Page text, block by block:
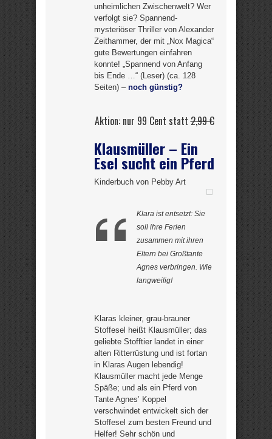
unheimlichen Zwischenwelt? Wer
verfolgt sie? Spannend-
mysteriöser Thriller von Alexander
Zeithammer, der mit „Nox Magica“
gute Bewertungen einfahren
konnte! „Spannend von Anfang
bis Ende …“ (Leser) (ca. 128
Seiten) – noch günstig?
Aktion: nur 99 Cent statt2,99 €
Klausmüller – Ein
Esel sucht ein Pferd
Kinderbuch von Pebby Art
Klara ist entsetzt: Sie
soll ihre Ferien
zusammen mit ihren
Eltern bei Großtante
Agnes verbringen. Wie
langweilig!
Klaras kleiner, grau-brauner
Stoffesel heißt Klausmüller; das
geliebte Stofftier landet in einer
alten Ritterrüstung und ist fortan
in Klaras Augen lebendig!
Klausmüller macht jede Menge
Späße; und als ein Pferd von
Tante Agnes’ Koppel
verschwindet entwickelt sich der
Stoffesel zum besten Freund und
Helfer! Sehr schön und